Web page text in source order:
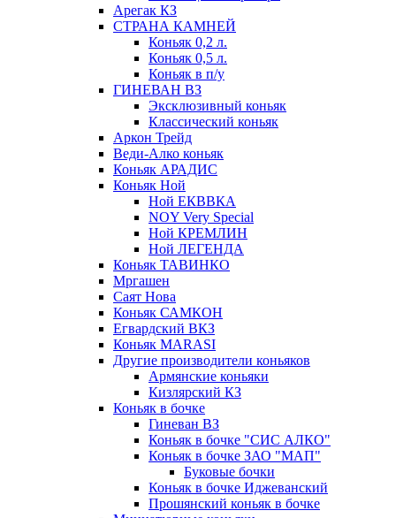
Арегак КЗ
СТРАНА КАМНЕЙ
Коньяк 0,2 л.
Коньяк 0,5 л.
Коньяк в п/у
ГИНЕВАН ВЗ
Эксклюзивный коньяк
Классический коньяк
Аркон Трейд
Веди-Алко коньяк
Коньяк АРАДИС
Коньяк Ной
Ной ЕКВВКА
NOY Very Special
Ной КРЕМЛИН
Ной ЛЕГЕНДА
Коньяк ТАВИНКО
Мргашен
Саят Нова
Коньяк САМКОН
Егвардский ВКЗ
Коньяк MARASI
Другие производители коньяков
Армянские коньяки
Кизлярский КЗ
Коньяк в бочке
Гиневан ВЗ
Коньяк в бочке "СИС АЛКО"
Коньяк в бочке ЗАО "МАП"
Буковые бочки
Коньяк в бочке Иджеванский
Прошянский коньяк в бочке